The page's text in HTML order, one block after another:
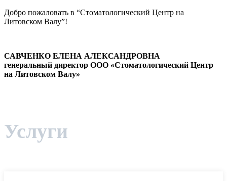
Добро пожаловать в “Стоматологический Центр на
Литовском Валу”!
САВЧЕНКО ЕЛЕНА АЛЕКСАНДРОВНА
генеральный директор ООО «Стоматологический Центр
на Литовском Валу»
Услуги